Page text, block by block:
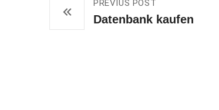
PREVIUS POST
Datenbank kaufen